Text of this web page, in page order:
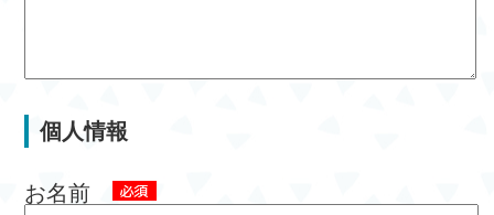
個人情報
お名前